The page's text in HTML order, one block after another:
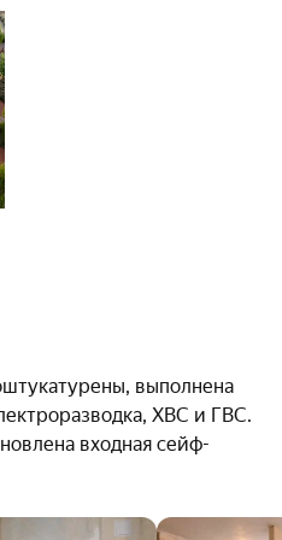
время на поездках
можно добраться
Спортивный
с трассами,
банями и кафе.
государственный
школа № 91, детская
и «Диаверум»,
«ПрофиДент» и Dental
фитнес-клуб Gentlemen’s
выполнена
ХВС и ГВС.
входная сейф-